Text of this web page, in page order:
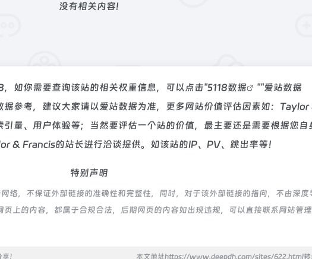
没有相关内容!
如你需要查询该站的相关权重信息，可以点击"5118数据 ""爱站数据
据参考，建议大家请以爱站数据为准，更多网站价值评估因素如：Taylor
量、用户体验等；当然要评估一个站的价值，最主要还是需要根据您自
& Francis的站长进行洽谈提供。如该站的IP、PV、跳出率等！
特别声明
络，不保证外部链接的准确性和完整性，同时，对于该外部链接的指向，不由深度
上的内容，都属于合规合法，后期网页的内容如出现违规，可以直接联系网站管
！ 本文地址https://www.deepdh.com/sites/622.html转